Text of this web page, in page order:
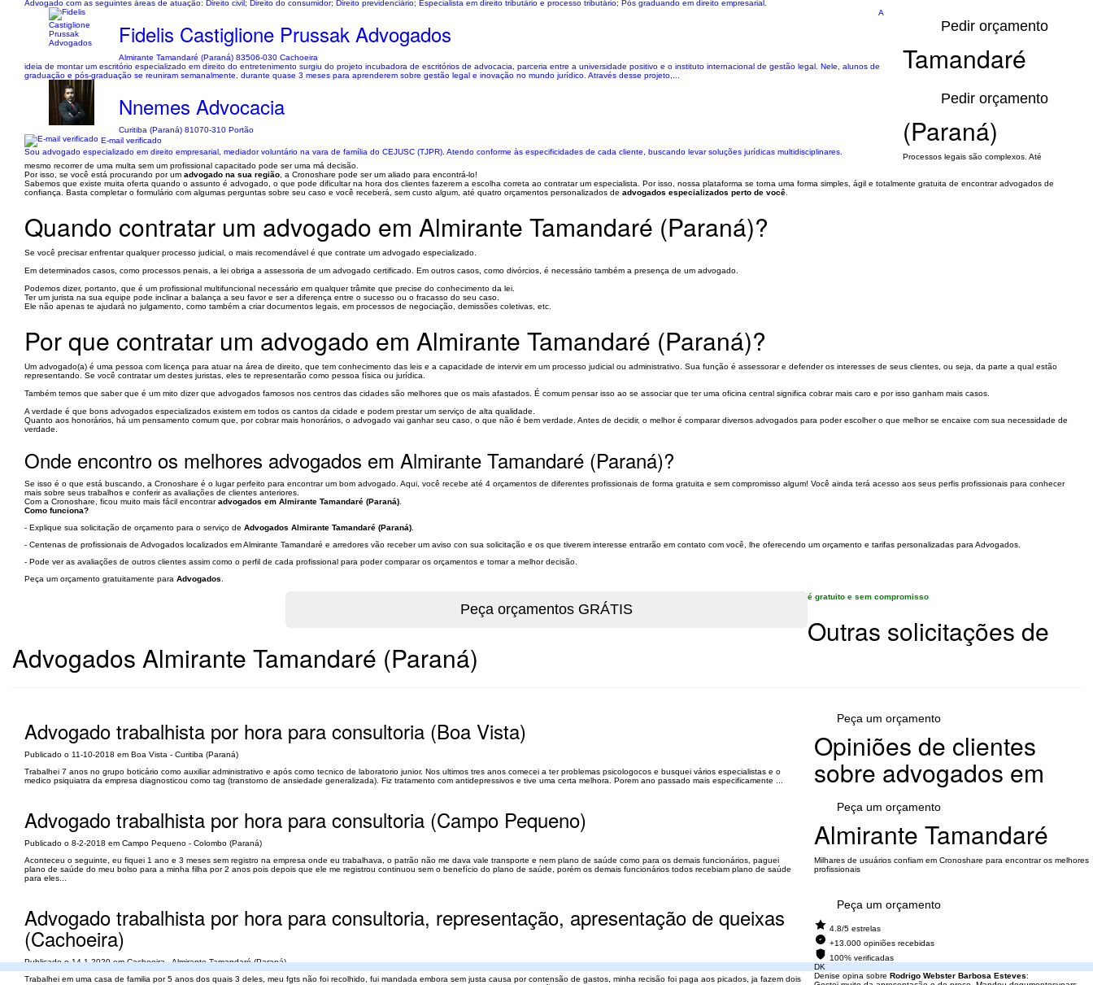
Advogado com as seguintes áreas de atuação: Direito civil; Direito do consumidor; Direito previdenciário; Especialista em direito tributário e processo tributário; Pós graduando em direito empresarial.
Fidelis Castiglione Prussak Advogados
Almirante Tamandaré (Paraná) 83506-030 Cachoeira
A
ideia de montar um escritório especializado em direito do entretenimento surgiu do projeto incubadora de escritórios de advocacia, parceria entre a universidade positivo e o instituto internacional de gestão legal. Nele, alunos de
graduação e pós-graduação se reuniram semanalmente, durante quase 3 meses para aprenderem sobre gestão legal e inovação no mundo jurídico. Através desse projeto,...
Pedir orçamento
Nnemes Advocacia
Curitiba (Paraná) 81070-310 Portão
E-mail verificado
Sou advogado especializado em direito empresarial, mediador voluntário na vara de família do CEJUSC (TJPR). Atendo conforme às especificidades de cada cliente, buscando levar soluções jurídicas multidisciplinares.
Pedir orçamento
Tamandaré
(Paraná)
Processos legais são complexos. Até
mesmo recorrer de uma multa sem um profissional capacitado pode ser uma má decisão.
Por isso, se você está procurando por um advogado na sua região , a Cronoshare pode ser um aliado para encontrá-lo!
Sabemos que existe muita oferta quando o assunto é advogado, o que pode dificultar na hora dos clientes fazerem a escolha correta ao contratar um especialista. Por isso, nossa plataforma se torna uma forma simples, ágil e totalmente gratuita de encontrar advogados de
confiança. Basta completar o formulário com algumas perguntas sobre seu caso e você receberá, sem custo algum, até quatro orçamentos personalizados de advogados especializados perto de você
Quando contratar um advogado em Almirante Tamandaré (Paraná)?
Se você precisar enfrentar qualquer processo judicial, o mais recomendável é que contrate um advogado especializado.
Em determinados casos, como processos penais, a lei obriga a assessoria de um advogado certificado. Em outros casos, como divórcios, é necessário também a presença de um advogado.
Podemos dizer, portanto, que é um profissional multifuncional necessário em qualquer trâmite que precise do conhecimento da lei.
Ter um jurista na sua equipe pode inclinar a balança a seu favor e ser a diferença entre o sucesso ou o fracasso do seu caso.
Ele não apenas te ajudará no julgamento, como também a criar documentos legais, em processos de negociação, demissões coletivas, etc.
Por que contratar um advogado em Almirante Tamandaré (Paraná)?
Um advogado(a) é uma pessoa com licença para atuar na área de direito, que tem conhecimento das leis e a capacidade de intervir em um processo judicial ou administrativo. Sua função é assessorar e defender os interesses de seus clientes, ou seja, da parte a qual estão
representando. Se você contratar um destes juristas, eles te representarão como pessoa física ou jurídica.
Também temos que saber que é um mito dizer que advogados famosos nos centros das cidades são melhores que os mais afastados. É comum pensar isso ao se associar que ter uma oficina central significa cobrar mais caro e por isso ganham mais casos.
A verdade é que bons advogados especializados existem em todos os cantos da cidade e podem prestar um serviço de alta qualidade.
Quanto aos honorários, há um pensamento comum que, por cobrar mais honorários, o advogado vai ganhar seu caso, o que não é bem verdade. Antes de decidir, o melhor é comparar diversos advogados para poder escolher o que melhor se encaixe com sua necessidade de
verdade.
Onde encontro os melhores advogados em Almirante Tamandaré (Paraná)?
Se isso é o que está buscando, a Cronoshare é o lugar perfeito para encontrar um bom advogado. Aqui, você recebe até 4 orçamentos de diferentes profissionais de forma gratuita e sem compromisso algum! Você ainda terá acesso aos seus perfis profissionais para conhecer
mais sobre seus trabalhos e conferir as avaliações de clientes anteriores.
Com a Cronoshare, ficou muito mais fácil encontraradvogados em Almirante Tamandaré (Paraná)
Como funciona?
- Explique sua solicitação de orçamento para o serviço de Advogados Almirante Tamandaré (Paraná)
- Centenas de profissionais de Advogados localizados em Almirante Tamandaré e arredores vão receber um aviso con sua solicitação e os que tiverem interesse entrarão em contato com você, lhe oferecendo um orçamento e tarifas personalizadas para Advogados.
- Pode ver as avaliações de outros clientes assim como o perfil de cada profissional para poder comparar os orçamentos e tomar a melhor decisão.
Peça um orçamento gratuitamente para Advogados
é gratuito e sem compromisso
Outras solicitações de
Advogados Almirante Tamandaré (Paraná)
Advogado trabalhista por hora para consultoria (Boa Vista)
Publicado o 11-10-2018 em Boa Vista - Curitiba (Paraná)
Trabalhei 7 anos no grupo boticário como auxiliar administrativo e após como tecnico de laboratorio junior. Nos ultimos tres anos comecei a ter problemas psicologocos e busquei vários especialistas e o
medico psiquiatra da empresa diagnosticou como tag (transtorno de ansiedade generalizada). Fiz tratamento com antidepressivos e tive uma certa melhora. Porem ano passado mais especificamente ...
Peça um orçamento
Advogado trabalhista por hora para consultoria (Campo Pequeno)
Publicado o 8-2-2018 em Campo Pequeno - Colombo (Paraná)
Aconteceu o seguinte, eu fiquei 1 ano e 3 meses sem registro na empresa onde eu trabalhava, o patrão não me dava vale transporte e nem plano de saúde como para os demais funcionários, paguei
plano de saúde do meu bolso para a minha filha por 2 anos pois depois que ele me registrou continuou sem o benefício do plano de saúde, porém os demais funcionários todos recebiam plano de saúde
para eles...
Peça um orçamento
Advogado trabalhista por hora para consultoria, representação, apresentação de queixas
(Cachoeira)
Publicado o 14-1-2020 em Cachoeira - Almirante Tamandaré (Paraná)
Trabalhei em uma casa de familia por 5 anos dos quais 3 deles, meu fgts não foi recolhido, fui mandada embora sem justa causa por contensão de gastos, minha recisão foi paga aos picados, ja fazem dois
Peça um orçamento
Opiniões de clientes
sobre advogados em
Almirante Tamandaré
Milhares de usuários confiam em Cronoshare para encontrar os melhores
profissionais
4.8/5 estrelas
+13.000 opiniões recebidas
100% verificadas
DK
Denise opina sobre Rodrigo Webster Barbosa Esteves: